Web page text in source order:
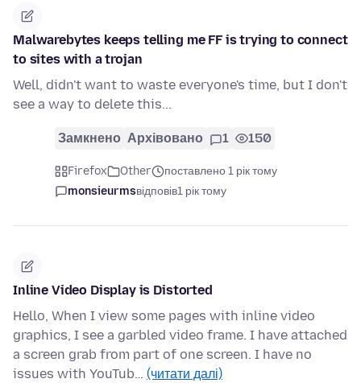
Malwarebytes keeps telling me FF is trying to connect
to sites with a trojan
Well, didn't want to waste everyone's time, but I don't
see a way to delete this...
Замкнено Архівовано 1 150
Firefox Other
поставлено 1 рік тому
monsieurmsвідповів1 рік тому
Inline Video Display is Distorted
Hello, When I view some pages with inline video
graphics, I see a garbled video frame. I have attached
a screen grab from part of one screen. I have no
issues with YouTub… (читати далі)